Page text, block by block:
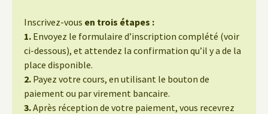
Inscrivez-vous en trois étapes :
1. Envoyez le formulaire d’inscription complété (voir
ci-dessous), et attendez la confirmation qu’il y a de la
place disponible.
2. Payez votre cours, en utilisant le bouton de
paiement ou par virement bancaire.
3.Après réception de votre paiement, vous recevrez